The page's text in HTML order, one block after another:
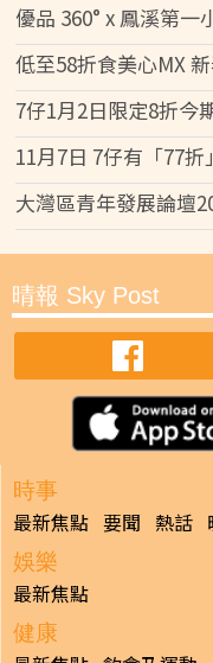
優品 360° x 鳳溪第一
低至58折食美心MX
7仔1月2日限定8折今
11月7日 7仔有「77
大灣區青年發展論壇
晴報 Sky Post
時事
最新焦點 要聞 熱話
娛樂
最新焦點
健康